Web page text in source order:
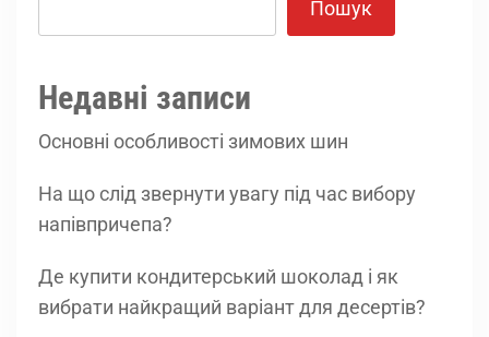
Пошук
Недавні записи
Основні особливості зимових шин
На що слід звернути увагу під час вибору
напівпричепа?
Де купити кондитерський шоколад і як
вибрати найкращий варіант для десертів?